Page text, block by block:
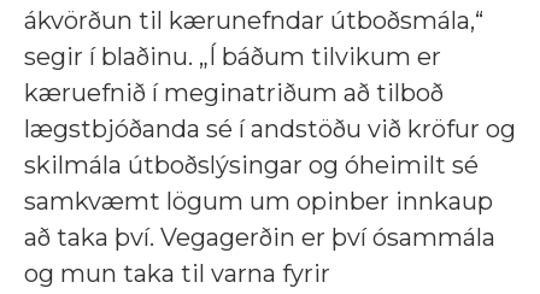
ákvörðun til kærunefndar útboðsmála,“
segir í blaðinu. „Í báðum tilvikum er
kæruefnið í meginatriðum að tilboð
lægstbjóðanda sé í andstöðu við kröfur og
skilmála útboðslýsingar og óheimilt sé
samkvæmt lögum um opinber innkaup
að taka því. Vegagerðin er því ósammála
og mun taka til varna fyrir